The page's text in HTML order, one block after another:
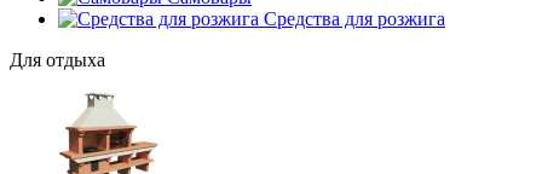
Средства для розжига
Для отдыха